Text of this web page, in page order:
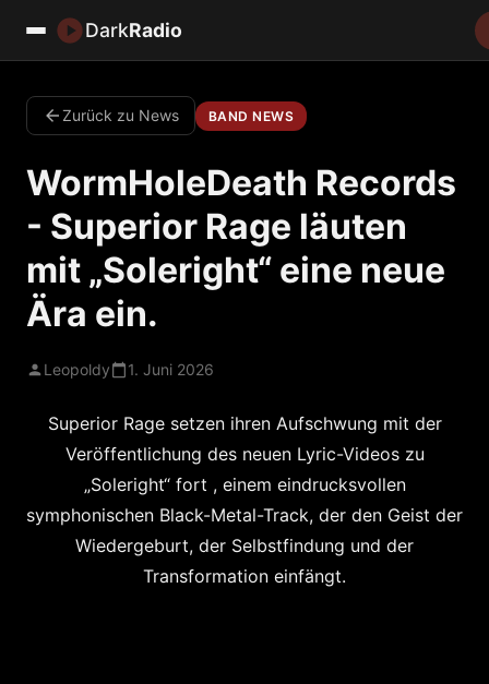
DarkRadio
Zurück zu News BAND NEWS
WormHoleDeath Records
- Superior Rage läuten
mit „Soleright“ eine neue
Ära ein.
Leopoldy 1. Juni 2026
Superior Ragesetzen ihren Aufschwung mit der
Veröffentlichung des neuen Lyric-Videos zu
„Soleright“fort , einem eindrucksvollen
symphonischen Black-Metal-Track, der den Geist der
Wiedergeburt, der Selbstfindung und der
Transformation einfängt.